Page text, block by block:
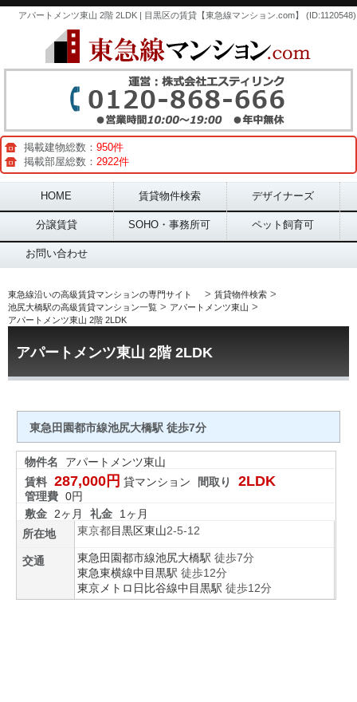
アパートメンツ東山 2階 2LDK | 目黒区の賃貸【東急線マンション.com】 (ID:1120548)
掲載建物総数： 950件
掲載部屋総数： 2922件
Main menu
HOME 賃貸物件検索 デザイナーズ
分譲賃貸 SOHO・事務所可 ペット飼育可
お問い合わせ
東急線沿いの高級賃貸マンションの専門サイト > 賃貸物件検索 >
池尻大橋駅の高級賃貸マンション一覧 > アパートメンツ東山 >
アパートメンツ東山 2階 2LDK
アパートメンツ東山 2階 2LDK
東急田園都市線池尻大橋駅 徒歩7分
物件名
アパートメンツ東山
賃料 287,000円 貸マンション 間取り 2LDK
管理費 0円
敷金
2ヶ月 礼金
1ヶ月
所在地
東京都目黒区東山2-5-12
交通 東急田園都市線池尻大橋駅 徒歩7分
東急東横線中目黒駅 徒歩12分
東京メトロ日比谷線中目黒駅 徒歩12分